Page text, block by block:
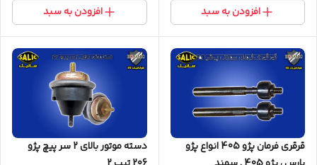
افزودن به سبد افزودن به سبد
قرقری فرمان پژو 405 انواع پژو
دسته موتور بالای 2 سر پیچ پژو